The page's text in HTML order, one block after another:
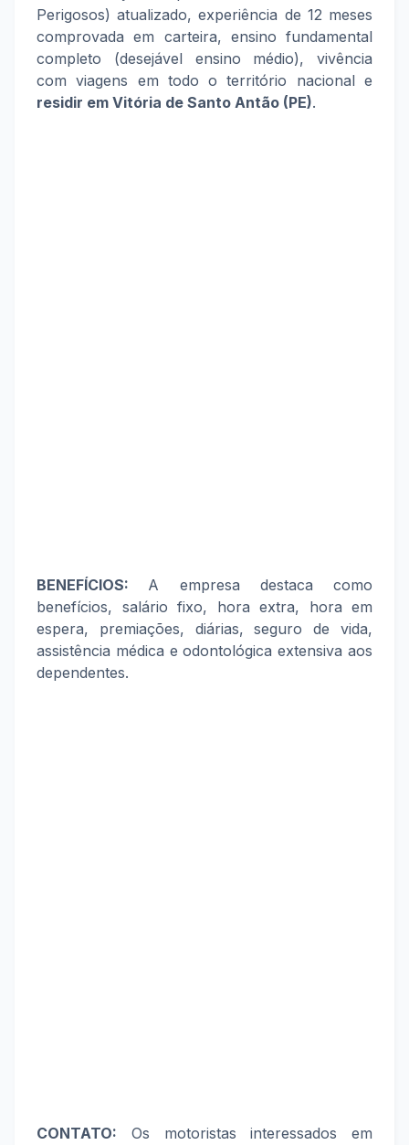
Perigosos) atualizado, experiência de 12 meses
comprovada em carteira, ensino fundamental
completo (desejável ensino médio), vivência
com viagens em todo o território nacional e
residir em Vitória de Santo Antão (PE).
BENEFÍCIOS: A empresa destaca como
benefícios, salário fixo, hora extra, hora em
espera, premiações, diárias, seguro de vida,
assistência médica e odontológica extensiva aos
dependentes.
CONTATO: Os motoristas interessados em